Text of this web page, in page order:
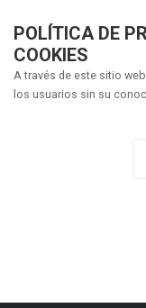
POLÍTICA DE
COOKIES
A través de este sitio
los usuarios sin su